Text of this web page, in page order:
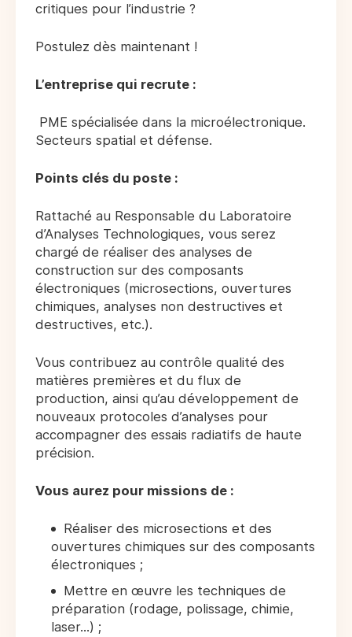
critiques pour l’industrie ?
Postulez dès maintenant !
L’entreprise qui recrute :
PME spécialisée dans la microélectronique.
Secteurs spatial et défense.
Points clés du poste :
Rattaché au Responsable du Laboratoire
d’Analyses Technologiques, vous serez
chargé de réaliser des analyses de
construction sur des composants
électroniques (microsections, ouvertures
chimiques, analyses non destructives et
destructives, etc.).
Vous contribuez au contrôle qualité des
matières premières et du flux de
production, ainsi qu’au développement de
nouveaux protocoles d’analyses pour
accompagner des essais radiatifs de haute
précision.
Vous aurez pour missions de :
Réaliser des microsections et des
ouvertures chimiques sur des composants
électroniques ;
Mettre en œuvre les techniques de
préparation (rodage, polissage, chimie,
laser...) ;